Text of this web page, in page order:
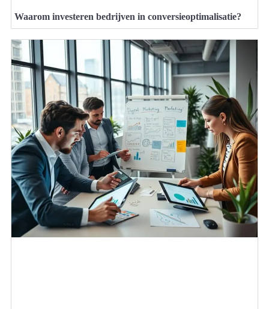
Waarom investeren bedrijven in conversieoptimalisatie?